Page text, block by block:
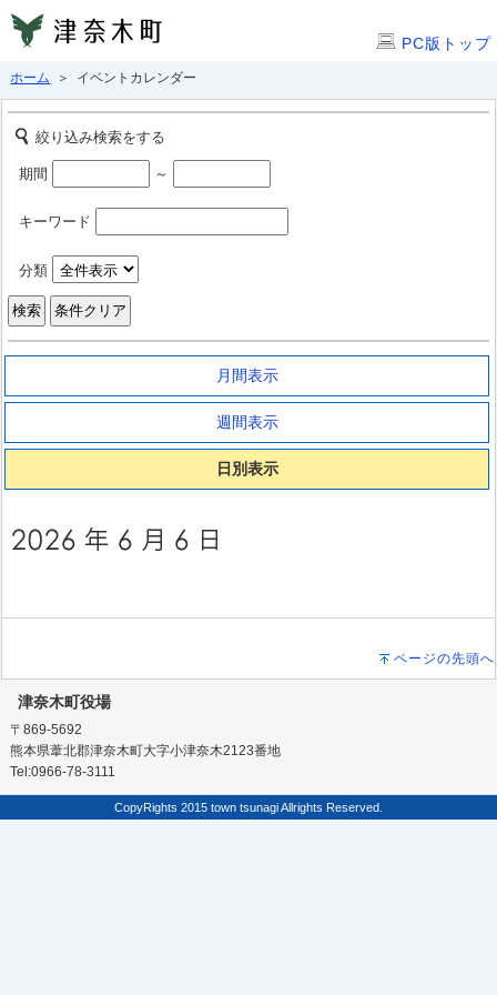
PC版トップ
ホーム ＞ イベントカレンダー
絞り込み検索をする
期間 ～
キーワード
分類
月間表示
週間表示
日別表示
ページの先頭へ
津奈木町役場
〒869-5692
熊本県葦北郡津奈木町大字小津奈木2123番地
Tel:0966-78-3111
CopyRights 2015 town tsunagi Allrights Reserved.